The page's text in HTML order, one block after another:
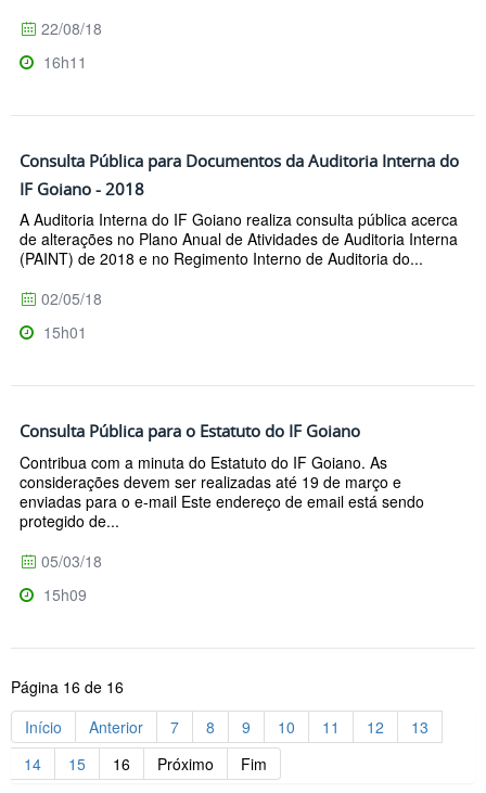
22/08/18
16h11
Consulta Pública para Documentos da Auditoria Interna do
IF Goiano - 2018
A Auditoria Interna do IF Goiano realiza consulta pública acerca
de alterações no Plano Anual de Atividades de Auditoria Interna
(PAINT) de 2018 e no Regimento Interno de Auditoria do...
02/05/18
15h01
Consulta Pública para o Estatuto do IF Goiano
Contribua com a minuta do Estatuto do IF Goiano. As
considerações devem ser realizadas até 19 de março e
enviadas para o e-mail Este endereço de email está sendo
protegido de...
05/03/18
15h09
Página 16 de 16
Início
Anterior 7 8 9 10 11 12
13
14
15 16 Próximo Fim